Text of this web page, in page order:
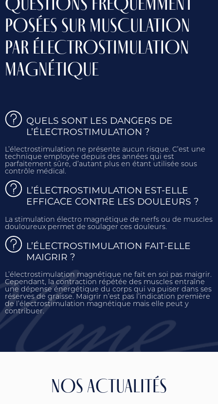
POSÉES SUR MUSCULATION
PAR ÉLECTROSTIMULATION
MAGNÉTIQUE
QUELS SONT LES DANGERS DE
L’ÉLECTROSTIMULATION ?
L’électrostimulation ne présente aucun risque. C’est une
technique employée depuis des années qui est
parfaitement sûre, d’autant plus en étant utilisée sous
contrôle médical.
L’ÉLECTROSTIMULATION EST-ELLE
EFFICACE CONTRE LES DOULEURS ?
La stimulation électro magnétique de nerfs ou de muscles
douloureux permet de soulager ces douleurs.
L’ÉLECTROSTIMULATION FAIT-ELLE
MAIGRIR ?
L’électrostimulation magnétique ne fait en soi pas maigrir.
Cependant, la contraction répétée des muscles entraîne
une dépense énergétique du corps qui va puiser dans ses
réserves de graisse. Maigrir n’est pas l’indication première
de l’électrostimulation magnétique mais elle peut y
contribuer.
NOS ACTUALITÉS